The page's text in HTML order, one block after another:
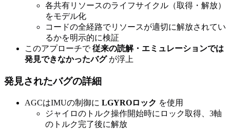
各共有リソースのライフサイクル（取得・解放）
をモデル化
コードの全経路でリソースが適切に解放されてい
るかを明示的に検証
このアプローチで従来の読解・エミュレーションでは
発見できなかったバグが浮上
発見されたバグの詳細
AGCはIMUの制御に LGYROロック を使用
ジャイロのトルク操作開始時にロック取得、3軸
のトルク完了後に解放